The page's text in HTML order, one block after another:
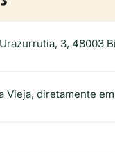
3, 48003
Vieja, diretamente